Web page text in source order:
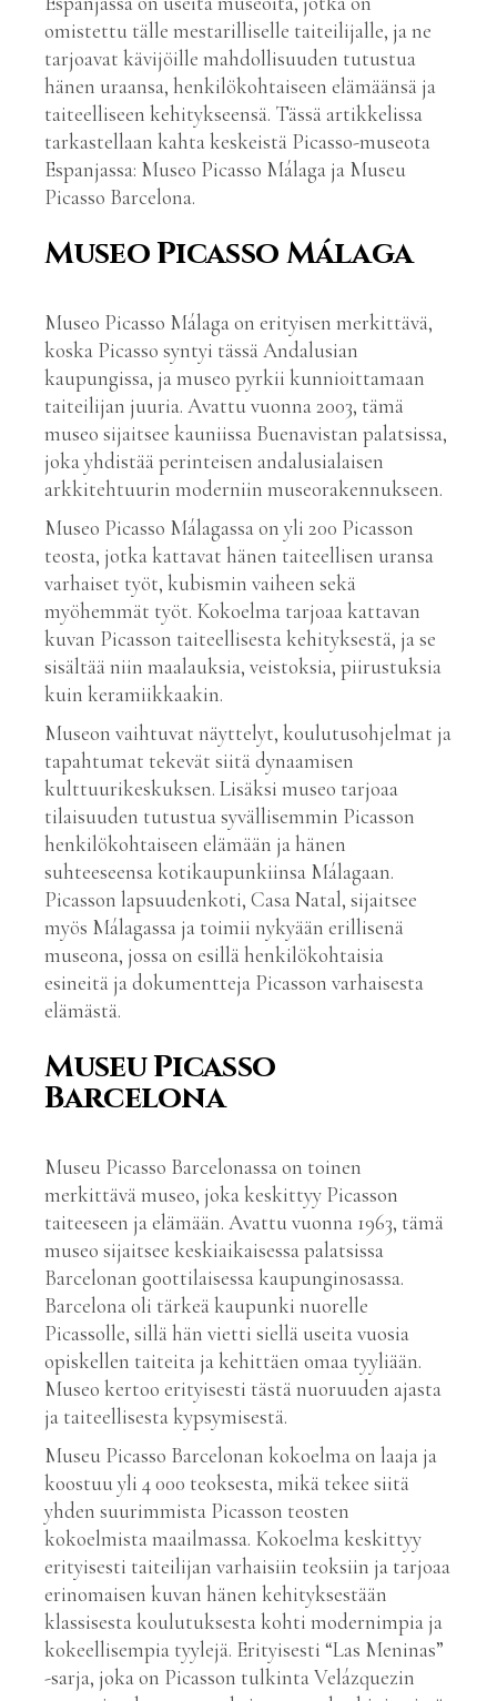
omistettu tälle mestarilliselle taiteilijalle, ja ne
tarjoavat kävijöille mahdollisuuden tutustua
hänen uraansa, henkilökohtaiseen elämäänsä ja
taiteelliseen kehitykseensä. Tässä artikkelissa
tarkastellaan kahta keskeistä Picasso-museota
Espanjassa: Museo Picasso Málaga ja Museu
Picasso Barcelona.
Museo Picasso Málaga
Museo Picasso Málaga on erityisen merkittävä,
koska Picasso syntyi tässä Andalusian
kaupungissa, ja museo pyrkii kunnioittamaan
taiteilijan juuria. Avattu vuonna 2003, tämä
museo sijaitsee kauniissa Buenavistan palatsissa,
joka yhdistää perinteisen andalusialaisen
arkkitehtuurin moderniin museorakennukseen.
Museo Picasso Málagassa on yli 200 Picasson
teosta, jotka kattavat hänen taiteellisen uransa
varhaiset työt, kubismin vaiheen sekä
myöhemmät työt. Kokoelma tarjoaa kattavan
kuvan Picasson taiteellisesta kehityksestä, ja se
sisältää niin maalauksia, veistoksia, piirustuksia
kuin keramiikkaakin.
Museon vaihtuvat näyttelyt, koulutusohjelmat ja
tapahtumat tekevät siitä dynaamisen
kulttuurikeskuksen. Lisäksi museo tarjoaa
tilaisuuden tutustua syvällisemmin Picasson
henkilökohtaiseen elämään ja hänen
suhteeseensa kotikaupunkiinsa Málagaan.
Picasson lapsuudenkoti, Casa Natal, sijaitsee
myös Málagassa ja toimii nykyään erillisenä
museona, jossa on esillä henkilökohtaisia
esineitä ja dokumentteja Picasson varhaisesta
elämästä.
Museu Picasso
Barcelona
Museu Picasso Barcelonassa on toinen
merkittävä museo, joka keskittyy Picasson
taiteeseen ja elämään. Avattu vuonna 1963, tämä
museo sijaitsee keskiaikaisessa palatsissa
Barcelonan goottilaisessa kaupunginosassa.
Barcelona oli tärkeä kaupunki nuorelle
Picassolle, sillä hän vietti siellä useita vuosia
opiskellen taiteita ja kehittäen omaa tyyliään.
Museo kertoo erityisesti tästä nuoruuden ajasta
ja taiteellisesta kypsymisestä.
Museu Picasso Barcelonan kokoelma on laaja ja
koostuu yli 4 000 teoksesta, mikä tekee siitä
yhden suurimmista Picasson teosten
kokoelmista maailmassa. Kokoelma keskittyy
erityisesti taiteilijan varhaisiin teoksiin ja tarjoaa
erinomaisen kuvan hänen kehityksestään
klassisesta koulutuksesta kohti modernimpia ja
kokeellisempia tyylejä. Erityisesti “Las Meninas”
-sarja, joka on Picasson tulkinta Velázquezin